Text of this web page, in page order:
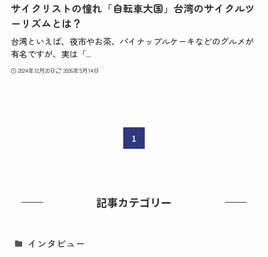
サイクリストの憧れ「自転車大国」台湾のサイクルツ
ーリズムとは？
台湾といえば、夜市やお茶、パイナップルケーキなどのグルメが
有名ですが、実は「...
2024年12月20日 2026年5月14日
1
記事カテゴリー
インタビュー